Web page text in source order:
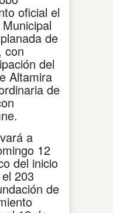
oficial el
de
con
del
Altamira
de
a
12
del inicio
203
de